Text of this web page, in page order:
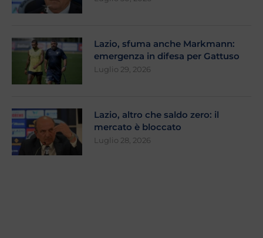
Lazio, sfuma anche Markmann:
emergenza in difesa per Gattuso
Luglio 29, 2026
Lazio, altro che saldo zero: il
mercato è bloccato
Luglio 28, 2026